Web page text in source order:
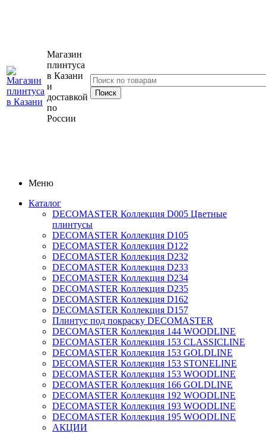
Магазин
плинтуса
в Казани
и
доставкой
по
России
Меню
Каталог
DECOMASTER Коллекция D005 Цветные
плинтусы
DECOMASTER Коллекция D105
DECOMASTER Коллекция D122
DECOMASTER Коллекция D232
DECOMASTER Коллекция D233
DECOMASTER Коллекция D234
DECOMASTER Коллекция D235
DECOMASTER Коллекция D162
DECOMASTER Коллекция D157
Плинтус под покраску DECOMASTER
DECOMASTER Коллекция 144 WOODLINE
DECOMASTER Коллекция 153 CLASSICLINE
DECOMASTER Коллекция 153 GOLDLINE
DECOMASTER Коллекция 153 STONELINE
DECOMASTER Коллекция 153 WOODLINE
DECOMASTER Коллекция 166 GOLDLINE
DECOMASTER Коллекция 192 WOODLINE
DECOMASTER Коллекция 193 WOODLINE
DECOMASTER Коллекция 195 WOODLINE
АКЦИИ